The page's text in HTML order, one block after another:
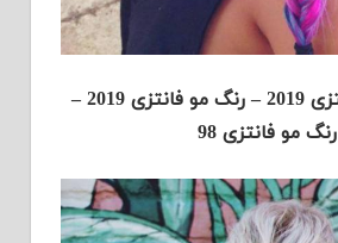
مدل رنگ مو فانتزی 2019 – رنگ مو فانتزی 2019 –
رنگ مو فانتزی 98